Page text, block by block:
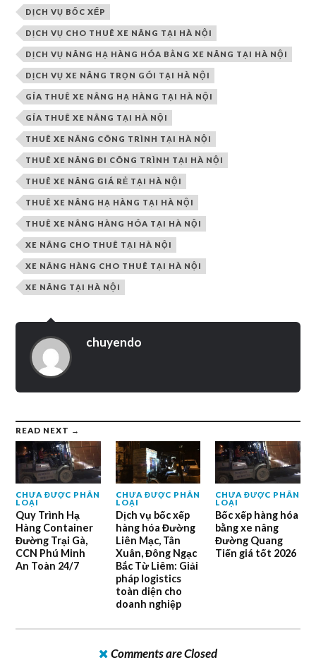
DỊCH VỤ BỐC XẾP
DỊCH VỤ CHO THUÊ XE NÂNG TẠI HÀ NỘI
DỊCH VỤ NÂNG HẠ HÀNG HÓA BẰNG XE NÂNG TẠI HÀ NỘI
DỊCH VỤ XE NÂNG TRỌN GÓI TẠI HÀ NỘI
GÍA THUÊ XE NÂNG HẠ HÀNG TẠI HÀ NỘI
GÍA THUÊ XE NÂNG TẠI HÀ NỘI
THUÊ XE NÂNG CÔNG TRÌNH TẠI HÀ NỘI
THUÊ XE NÂNG ĐI CÔNG TRÌNH TẠI HÀ NỘI
THUÊ XE NÂNG GIÁ RẺ TẠI HÀ NỘI
THUÊ XE NÂNG HẠ HÀNG TẠI HÀ NỘI
THUÊ XE NÂNG HÀNG HÓA TẠI HÀ NỘI
XE NÂNG CHO THUÊ TẠI HÀ NỘI
XE NÂNG HÀNG CHO THUÊ TẠI HÀ NỘI
XE NÂNG TẠI HÀ NỘI
chuyendo
READ NEXT →
CHƯA ĐƯỢC PHÂN
LOẠI
Quy Trình Hạ
Hàng Container
Đường Trại Gà,
CCN Phú Minh
An Toàn 24/7
CHƯA ĐƯỢC PHÂN
LOẠI
Dịch vụ bốc xếp
hàng hóa Đường
Liên Mạc, Tân
Xuân, Đông Ngạc
Bắc Từ Liêm: Giải
pháp logistics
toàn diện cho
doanh nghiệp
CHƯA ĐƯỢC PHÂN
LOẠI
Bốc xếp hàng hóa
bằng xe nâng
Đường Quang
Tiến giá tốt 2026
Comments are Closed